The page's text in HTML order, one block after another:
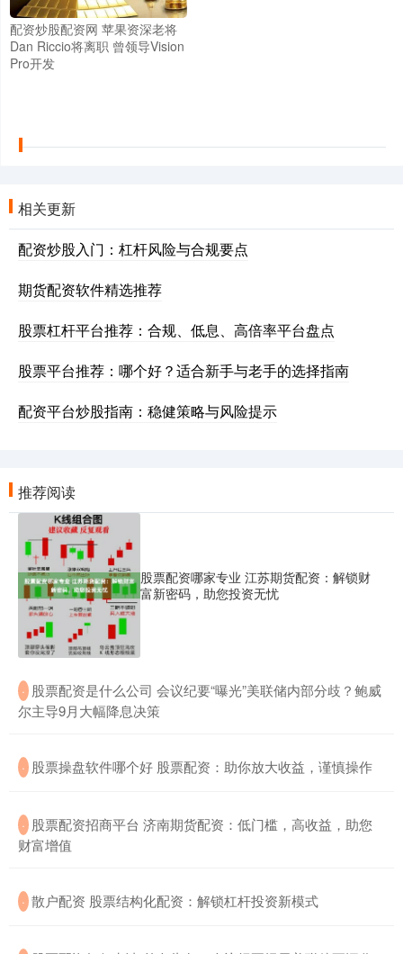
配资炒股配资网 苹果资深老将
Dan Riccio将离职 曾领导Vision
Pro开发
相关更新
配资炒股入门：杠杆风险与合规要点
期货配资软件精选推荐
股票杠杆平台推荐：合规、低息、高倍率平台盘点
股票平台推荐：哪个好？适合新手与老手的选择指南
配资平台炒股指南：稳健策略与风险提示
推荐阅读
股票配资哪家专业 江苏期货配资：解锁财
富新密码，助您投资无忧
· ​股票配资是什么公司 会议纪要“曝光”美联储内部分歧？鲍威
尔主导9月大幅降息决策
· ​股票操盘软件哪个好 股票配资：助你放大收益，谨慎操作
· ​股票配资招商平台 济南期货配资：低门槛，高收益，助您
财富增值
· ​散户配资 股票结构化配资：解锁杠杆投资新模式